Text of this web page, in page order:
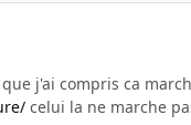
j'ai compris ca
celui la ne marche